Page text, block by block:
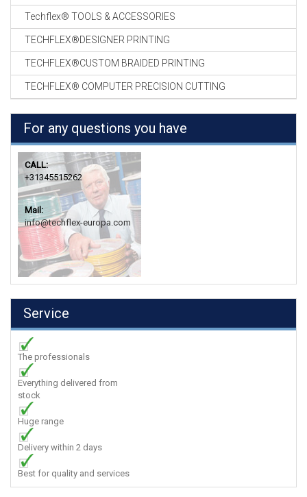
Techflex® TOOLS & ACCESSORIES
TECHFLEX®DESIGNER PRINTING
TECHFLEX®CUSTOM BRAIDED PRINTING
TECHFLEX® COMPUTER PRECISION CUTTING
For any questions you have
CALL:
+31345515262
Mail:
info@techflex-europa.com
Service
The professionals
Everything delivered from
stock
Huge range
Delivery within 2 days
Best for quality and services